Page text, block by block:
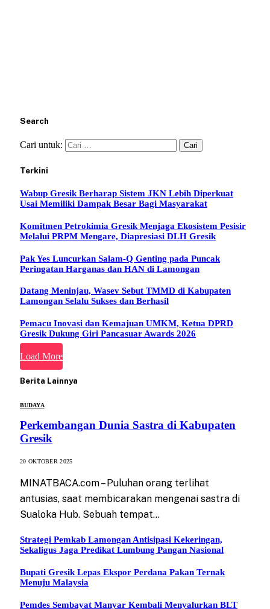
Search
Cari untuk:
Terkini
Wabup Gresik Berharap Sistem JKN Lebih Diperkuat
Usai Memiliki Dampak Besar Bagi Masyarakat
Komitmen Petrokimia Gresik Menjaga Ekosistem Pesisir
Melalui PRPM Mengare, Diapresiasi DLH Gresik
Pak Yes Luncurkan Salam-Q Genting pada Puncak
Peringatan Harganas dan HAN di Lamongan
Datang Meninjau, Wasev Sebut TMMD di Kabupaten
Lamongan Selalu Sukses dan Berhasil
Pemacu Inovasi dan Kemajuan UMKM, Ketua DPRD
Gresik Dukung Giri Pancasuar Awards 2026
Load More
Berita Lainnya
BUDAYA
Perkembangan Dunia Sastra di Kabupaten
Gresik
20 OKTOBER 2025
MINATBACA.com – Puluhan orang terlihat
antusias, saat membicarakan mengenai sastra di
Sualoka Hub. Sebuah tempat…
Strategi Pemkab Lamongan Antisipasi Kekeringan,
Sekaligus Jaga Predikat Lumbung Pangan Nasional
Bupati Gresik Lepas Ekspor Perdana Pakan Ternak
Menuju Malaysia
Pemdes Sembayat Manyar Kembali Menyalurkan BLT